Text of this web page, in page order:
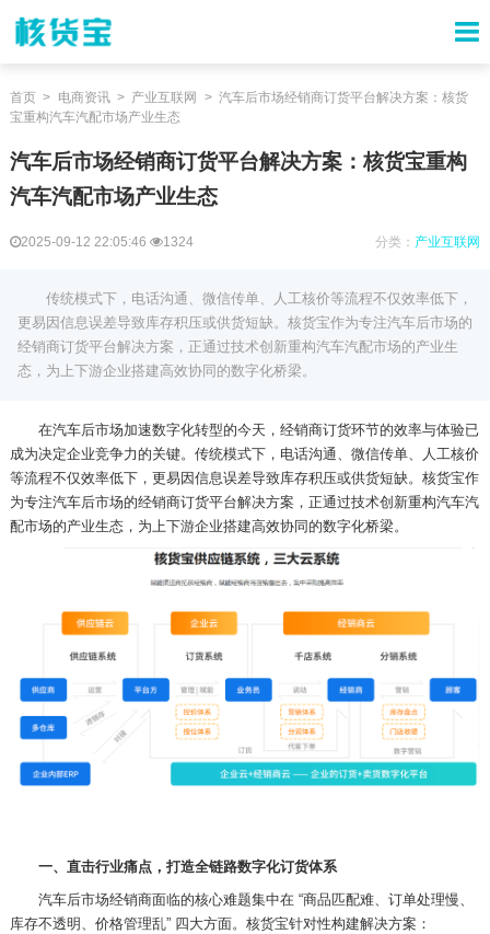
首页 电商资讯 产业互联网
汽车后市场经销商订货平台解决方案：核货
宝重构汽车汽配市场产业生态
汽车后市场经销商订货平台解决方案：核货宝重构
汽车汽配市场产业生态
2025-09-12 22:05:46 1324 分类： 产业互联网
传统模式下，电话沟通、微信传单、人工核价等流程不仅效率低下，
更易因信息误差导致库存积压或供货短缺。核货宝作为专注汽车后市场的
经销商订货平台解决方案，正通过技术创新重构汽车汽配市场的产业生
态，为上下游企业搭建高效协同的数字化桥梁。
在汽车后市场加速数字化转型的今天，经销商订货环节的效率与体验已
成为决定企业竞争力的关键。传统模式下，电话沟通、微信传单、人工核价
等流程不仅效率低下，更易因信息误差导致库存积压或供货短缺。核货宝作
为专注汽车后市场的经销商订货平台解决方案，正通过技术创新重构汽车汽
配市场的产业生态，为上下游企业搭建高效协同的数字化桥梁。
一、直击行业痛点，打造全链路数字化订货体系
汽车后市场经销商面临的核心难题集中在 “商品匹配难、订单处理慢、
库存不透明、价格管理乱” 四大方面。核货宝针对性构建解决方案：